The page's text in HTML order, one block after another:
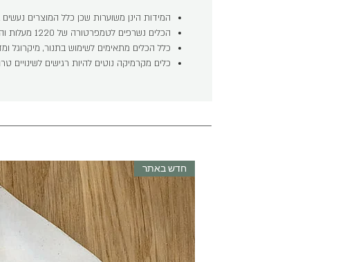
המידות הינן משוערות שכן כלל המוצרים נעשים
הכלים נשרפים לטמפרטורה של 1220 מעלות והינם בטוחים לחלוטין לשימוש במזון.
כלל הכלים מתאימים לשימוש בתנור, מיקרוגל
כלים מקרמיקה נוטים להיות רגישים
חדש באתר